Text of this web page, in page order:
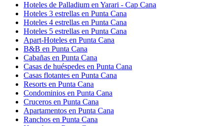
Hoteles de Palladium en Yarari - Cap Cana
Hoteles 3 estrellas en Punta Cana
Hoteles 4 estrellas en Punta Cana
Hoteles 5 estrellas en Punta Cana
Apart-Hoteles en Punta Cana
B&B en Punta Cana
Cabañas en Punta Cana
Casas de huéspedes en Punta Cana
Casas flotantes en Punta Cana
Resorts en Punta Cana
Condominios en Punta Cana
Cruceros en Punta Cana
Apartamentos en Punta Cana
Ranchos en Punta Cana